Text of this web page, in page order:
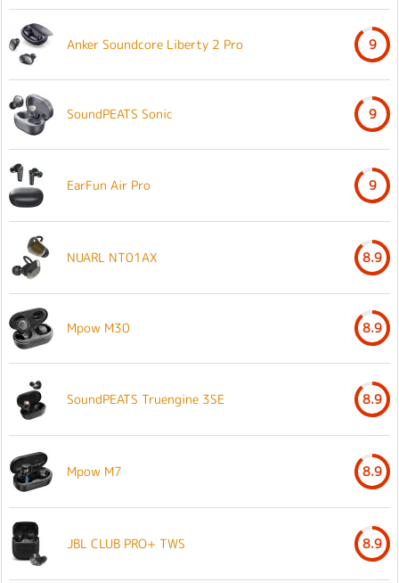
Anker Soundcore Liberty 2 Pro 9
SoundPEATS Sonic 9
EarFun Air Pro 9
NUARL NT01AX 8.9
Mpow M30 8.9
SoundPEATS Truengine 3SE 8.9
Mpow M7 8.9
JBL CLUB PRO+ TWS 8.9